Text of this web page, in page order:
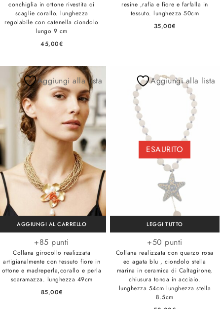
conchiglia in ottone rivestita di
scaglie corallo. lunghezza
regolabile con catenella ciondolo
lungo 9 cm
45,00€
resine ,rafia e fiore e farfalla in
tessuto. lunghezza 50cm
35,00€
AGGIUNGI AL CARRELLO
Aggiungi alla lista
+85 punti
Collana girocollo realizzata
artigianalmente con tessuto fiore in
ottone e madreperla,corallo e perla
scaramazza. lunghezza 49cm
85,00€
ESAURITO
LEGGI TUTTO
Aggiungi alla lista
+50 punti
Collana realizzata con quarzo rosa
ed agata blu , ciondolo stella
marina in ceramica di Caltagirone,
chiusura tonda in acciaio.
lunghezza 54cm lunghezza stella
8.5cm